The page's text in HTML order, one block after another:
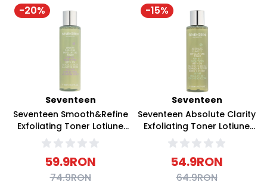
-20%
Seventeen
Seventeen Smooth&Refine
Exfoliating Toner Lotiune
Tonica Exfolianta 150ml
59.9RON
74.9RON
-15%
Seventeen
Seventeen Absolute Clarity
Exfoliating Toner Lotiune
Tonica Exfolianta 150ml
54.9RON
64.9RON